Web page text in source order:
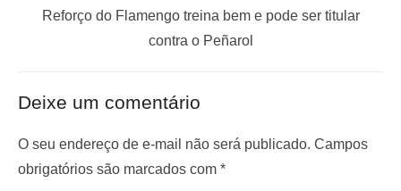
o
e
P
i
o
m
o
Reforço do Flamengo treina bem e pode ser titular
contra o Peñarol
Deixe um comentário
O seu endereço de e-mail não será publicado. Campos
obrigatórios são marcados com *